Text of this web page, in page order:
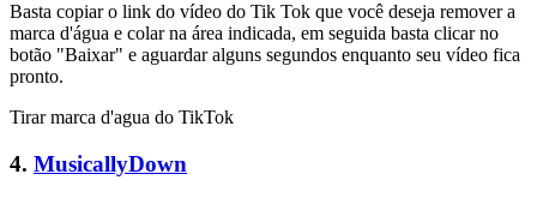
Basta copiar o link do vídeo do Tik Tok que você deseja remover a
marca d'água e colar na área indicada, em seguida basta clicar no
botão "Baixar" e aguardar alguns segundos enquanto seu vídeo fica
pronto.
Tirar marca d'agua do TikTok
4. MusicallyDown